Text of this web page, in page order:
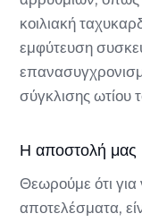
κοιλιακή
εμφύτευση
σύγκλισης ωτίου
Η αποστολή μας
Θεωρούμε ότι
αποτελέσματα,